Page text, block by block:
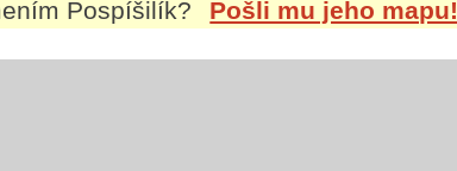
Pospíšilík? Pošli mu jeho mapu!